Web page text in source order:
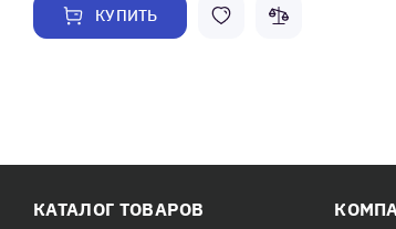
КУПИТЬ
КАТАЛОГ ТОВАРОВ